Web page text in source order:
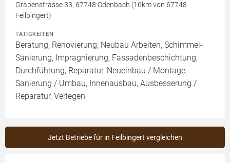
Grabenstrasse 33, 67748 Odenbach (16km von 67748
Feilbingert)
TÄTIGKEITEN
Beratung, Renovierung, Neubau Arbeiten, Schimmel-
Sanierung, Imprägnierung, Fassadenbeschichtung,
Durchführung, Reparatur, Neueinbau / Montage,
Sanierung / Umbau, Innenausbau, Ausbesserung /
Reparatur, Verlegen
Jetzt Betriebe für in Feilbingert vergleichen